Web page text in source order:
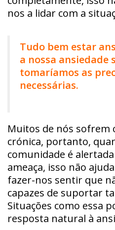
nos a lidar com a
Tudo bem estar
a nossa ansiedade
tomaríamos as
necessárias.
Muitos de nós sofrem
crónica, portanto,
comunidade é
ameaça, isso não
fazer-nos sentir que
capazes de suportar
Situações como essa
resposta natural à